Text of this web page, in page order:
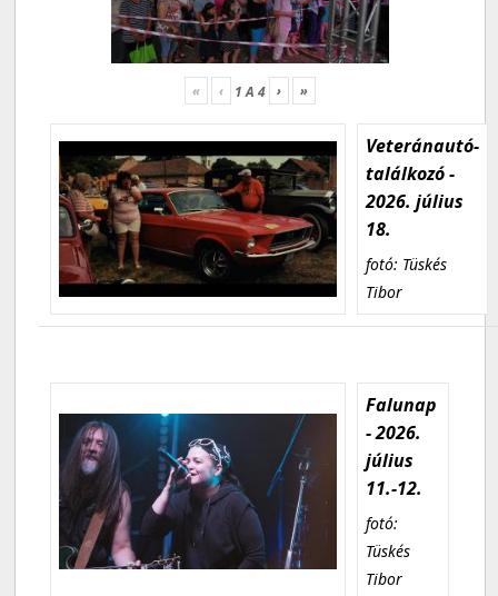
« ‹ 1A 4 › »
Veteránautó-
találkozó -
2026. július
18.
fotó: Tüskés
Tibor
Falunap
- 2026.
július
11.-12.
fotó:
Tüskés
Tibor